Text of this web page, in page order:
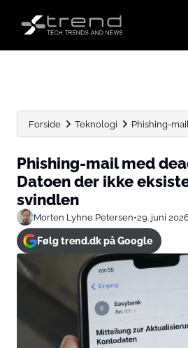
Forside Teknologi Phishing-
Phishing-mail med
Datoen der ikke
svindlen
Morten Lyhne Petersen•29. juni
Følg trend.dk på Google